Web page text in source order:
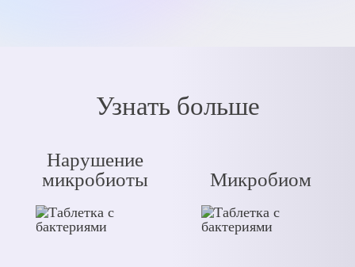
Узнать больше
Нарушение
микробиоты
Микробиом